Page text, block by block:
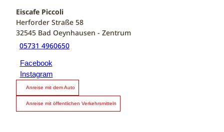
Eiscafe Piccoli
Herforder Straße 58
32545 Bad Oeynhausen - Zentrum
05731 4960650
Facebook
Instagram
Anreise mit dem Auto
Anreise mit öffentlichen Verkehrsmitteln